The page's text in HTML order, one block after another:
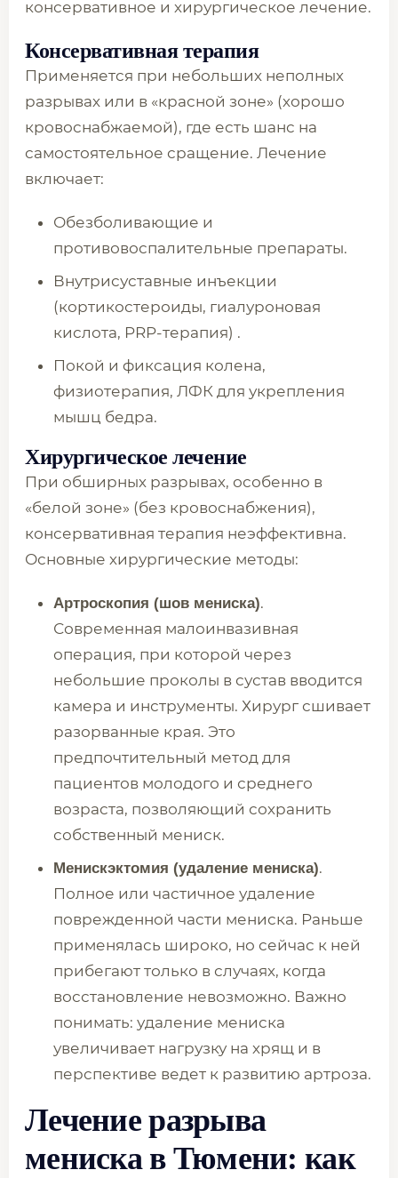
консервативное и хирургическое лечение.
Консервативная терапия
Применяется при небольших неполных
разрывах или в «красной зоне» (хорошо
кровоснабжаемой), где есть шанс на
самостоятельное сращение. Лечение
включает:
Обезболивающие и
противовоспалительные препараты.
Внутрисуставные инъекции
(кортикостероиды, гиалуроновая
кислота, PRP-терапия) .
Покой и фиксация колена,
физиотерапия, ЛФК для укрепления
мышц бедра.
Хирургическое лечение
При обширных разрывах, особенно в
«белой зоне» (без кровоснабжения),
консервативная терапия неэффективна.
Основные хирургические методы:
Артроскопия (шов мениска).
Современная малоинвазивная
операция, при которой через
небольшие проколы в сустав вводится
камера и инструменты. Хирург сшивает
разорванные края. Это
предпочтительный метод для
пациентов молодого и среднего
возраста, позволяющий сохранить
собственный мениск.
Менискэктомия (удаление мениска).
Полное или частичное удаление
поврежденной части мениска. Раньше
применялась широко, но сейчас к ней
прибегают только в случаях, когда
восстановление невозможно. Важно
понимать: удаление мениска
увеличивает нагрузку на хрящ и в
перспективе ведет к развитию артроза.
Лечение разрыва
мениска в Тюмени: как